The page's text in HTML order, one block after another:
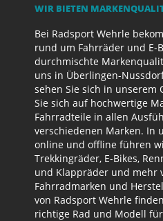
WIR BIETEN
Bei Radsport Wehrle
rund um Fahrräder und E-
durchmischte
uns in Überlingen-
sehen Sie sich in unserem
Sie sich auf hochwertige
Fahrradteile in allen
verschiedenen Marken. In
online und offline führen
Trekkingräder, E-Bikes,
und Klappräder und mehr
Fahrradmarken und
von Radsport Wehrle
richtige Rad und Modell